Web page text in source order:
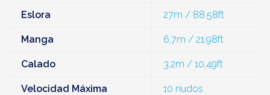
Eslora 27m / 88.58ft
Manga 6,7m / 21.98ft
Calado 3.2m / 10,49ft
Velocidad Máxima 10 nudos